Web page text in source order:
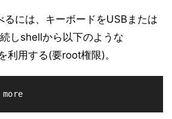
るには、キーボードをUSBまたは
しshellから以下のような
利用する(要root権限)。